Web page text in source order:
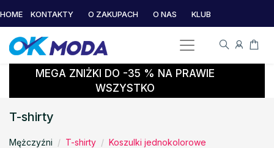
HOME KONTAKTY O ZAKUPACH O NAS KLUB
MEGA ZNIŻKI DO -35 % NA PRAWIE
WSZYSTKO
T-shirty
Mężczyźni T-shirty Koszulki jednokolorowe